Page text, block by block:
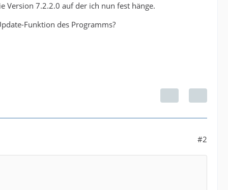
Version 7.2.2.0 auf der ich nun fest hänge.
Funktion des Programms?
#2